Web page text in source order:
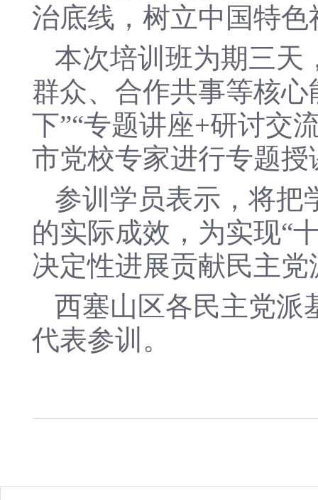
治底线，树立中国特
本次培训班为期三天
群众、合作共事等核
下”“专题讲座+研讨交
市党校专家进行专题授
参训学员表示，将把
的实际成效，为实现“
决定性进展贡献民主
西塞山区各民主党派
代表参训。